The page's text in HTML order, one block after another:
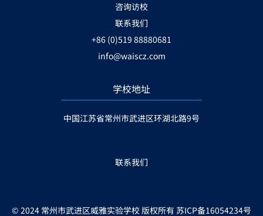
咨询访校
联系我们
+86 (0)519 88880681
info@waiscz.com
学校地址
中国江苏省常州市武进区环湖北路9号
联系我们
© 2024 常州市武进区威雅实验学校 版权所有 苏ICP备16054234号